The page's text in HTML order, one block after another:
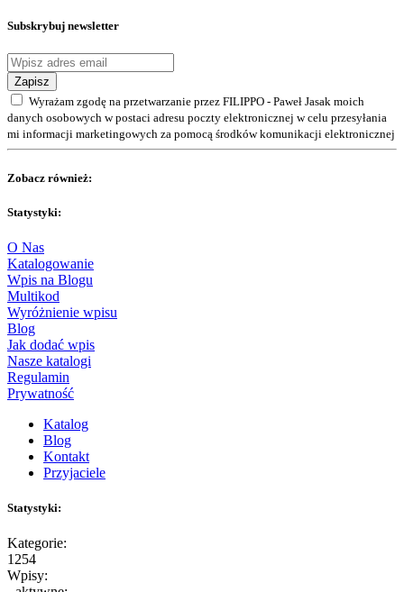
Subskrybuj newsletter
Zapisz
Wyrażam zgodę na przetwarzanie przez FILIPPO - Paweł Jasak moich
danych osobowych w postaci adresu poczty elektronicznej w celu przesyłania
mi informacji marketingowych za pomocą środków komunikacji elektronicznej
Zobacz również:
Statystyki:
O Nas
Katalogowanie
Wpis na Blogu
Multikod
Wyróżnienie wpisu
Blog
Jak dodać wpis
Nasze katalogi
Regulamin
Prywatność
Katalog
Blog
Kontakt
Przyjaciele
Statystyki:
Kategorie:
1254
Wpisy: